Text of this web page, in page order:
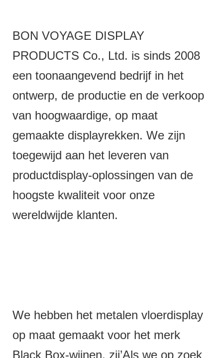
BON VOYAGE DISPLAY
PRODUCTS Co., Ltd. is sinds 2008
een toonaangevend bedrijf in het
ontwerp, de productie en de verkoop
van hoogwaardige, op maat
gemaakte displayrekken. We zijn
toegewijd aan het leveren van
productdisplay-oplossingen van de
hoogste kwaliteit voor onze
wereldwijde klanten.
We hebben het metalen vloerdisplay
op maat gemaakt voor het merk
Black Box-wijnen, zij’Als we op zoek